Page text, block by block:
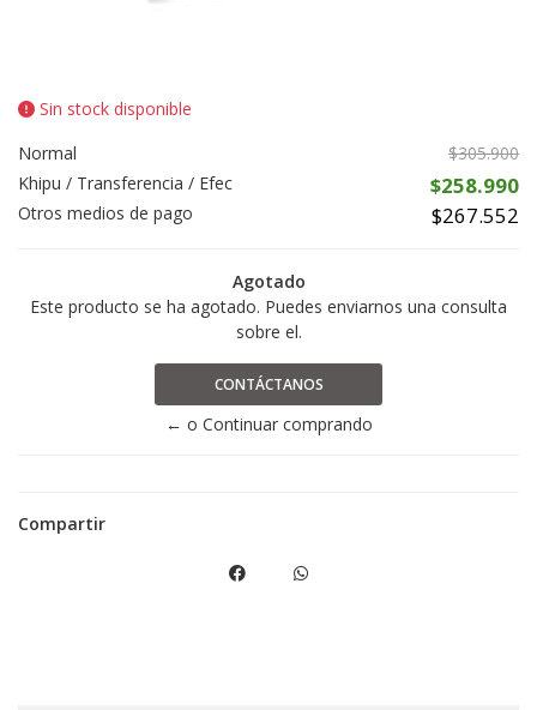
Sin stock disponible
Normal
$305.900
Khipu / Transferencia / Efec
$258.990
Otros medios de pago $267.552
Agotado
Este producto se ha agotado. Puedes enviarnos una consulta
sobre el.
CONTÁCTANOS
← o Continuar comprando
Compartir